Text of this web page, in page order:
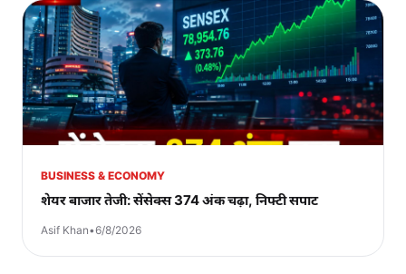
BUSINESS & ECONOMY
शेयर बाजार तेजी: सेंसेक्स 374 अंक चढ़ा, निफ्टी सपाट
Asif Khan•6/8/2026